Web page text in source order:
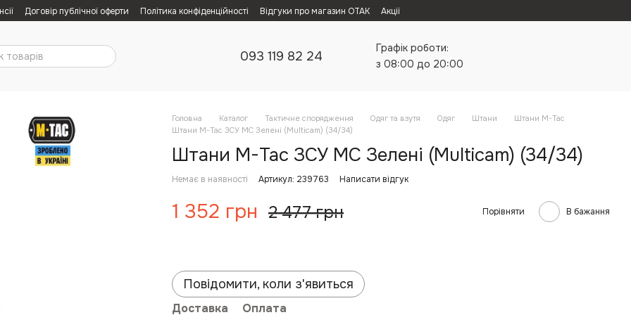
Договір публічної оферти Політика конфіденційності Відгуки про магазин ОТАК Акції
093 119 82 24
Графік роботи:
з 08:00 до 20:00
Головна Каталог Тактичне спорядження Одяг та взутя Одяг Штани
Штани M-Tac
Штани M-Tac ЗСУ MC Зелені (Multicam) (34/34)
Штани M-Tac ЗСУ MC Зелені (Multicam) (34/34)
Немає в наявності Артикул: 239763 Написати відгук
1 352 грн 2 477 грн Порівняти В бажання
Повідомити, коли з'явиться
Доставка Оплата